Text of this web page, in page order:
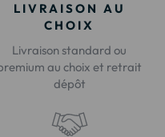
LIVRAISON AU
CHOIX
Livraison standard ou
au choix et retrait
dépôt